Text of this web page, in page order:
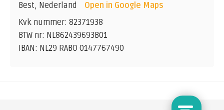
Best, Nederland
Open in Google Maps
Kvk nummer: 82371938
BTW nr: NL862439693B01
IBAN: NL29 RABO 0147767490